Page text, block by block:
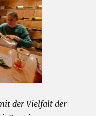
der Vielfalt der